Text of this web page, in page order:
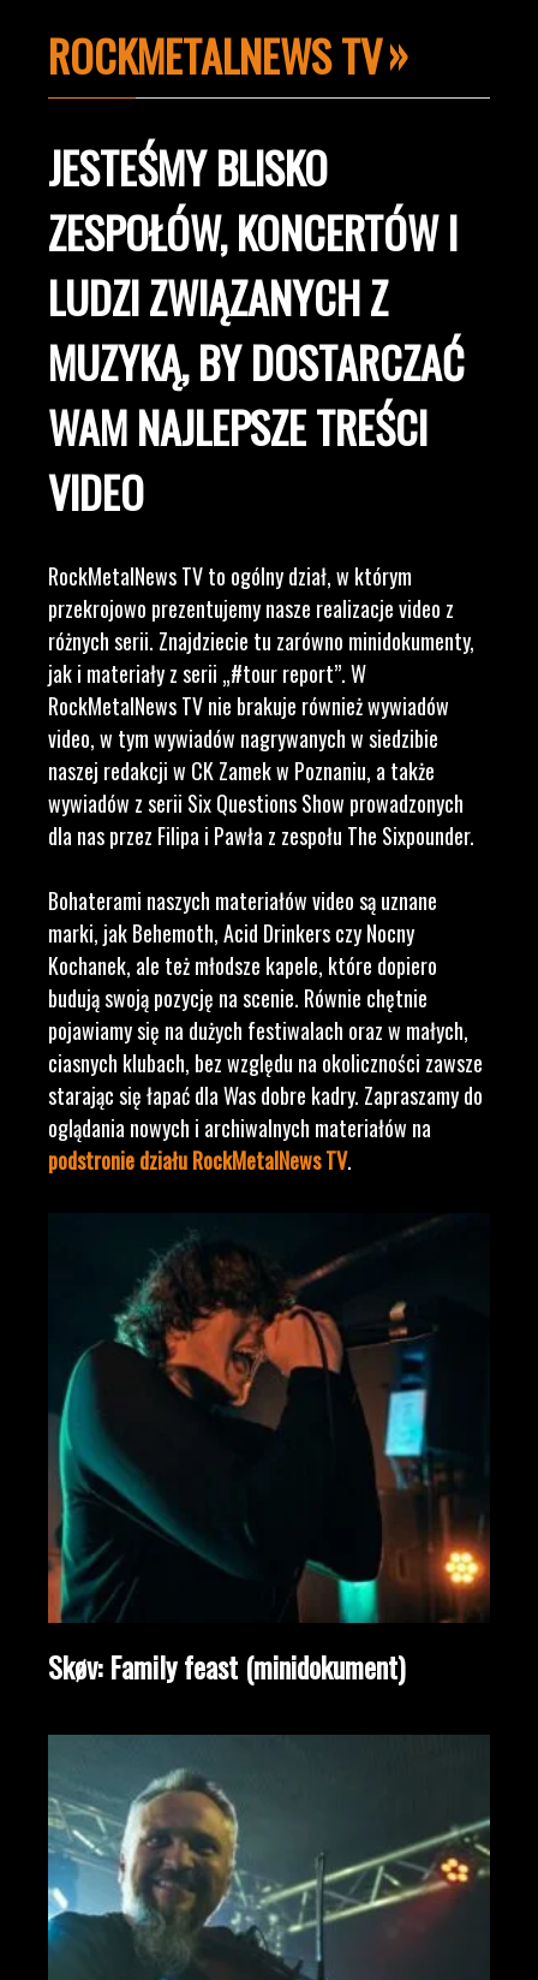
ROCKMETALNEWS TV
JESTEŚMY BLISKO
ZESPOŁÓW, KONCERTÓW I
LUDZI ZWIĄZANYCH Z
MUZYKĄ, BY DOSTARCZAĆ
WAM NAJLEPSZE TREŚCI
VIDEO
RockMetalNews TV to ogólny dział, w którym
przekrojowo prezentujemy nasze realizacje video z
różnych serii. Znajdziecie tu zarówno minidokumenty,
jak i materiały z serii „#tour report”. W
RockMetalNews TV nie brakuje również wywiadów
video, w tym wywiadów nagrywanych w siedzibie
naszej redakcji w CK Zamek w Poznaniu, a także
wywiadów z serii Six Questions Show prowadzonych
dla nas przez Filipa i Pawła z zespołu The Sixpounder.
Bohaterami naszych materiałów video są uznane
marki, jak Behemoth, Acid Drinkers czy Nocny
Kochanek, ale też młodsze kapele, które dopiero
budują swoją pozycję na scenie. Równie chętnie
pojawiamy się na dużych festiwalach oraz w małych,
ciasnych klubach, bez względu na okoliczności zawsze
starając się łapać dla Was dobre kadry. Zapraszamy do
oglądania nowych i archiwalnych materiałów na
podstronie działu RockMetalNews TV.
Skøv: Family feast (minidokument)